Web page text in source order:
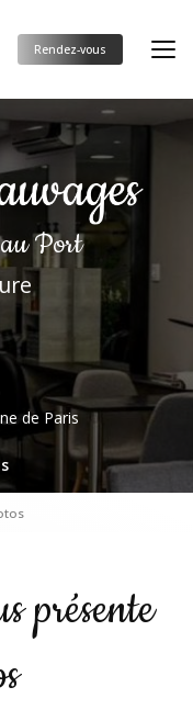
Rendez-vous
au Port
de Paris
présente